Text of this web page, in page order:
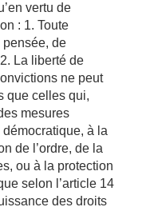
vertu de
: 1. Toute
pensée, de
La liberté de
ne peut
que celles qui,
mesures
à la
de l’ordre, de la
ou à la protection
selon l’article 14
des droits